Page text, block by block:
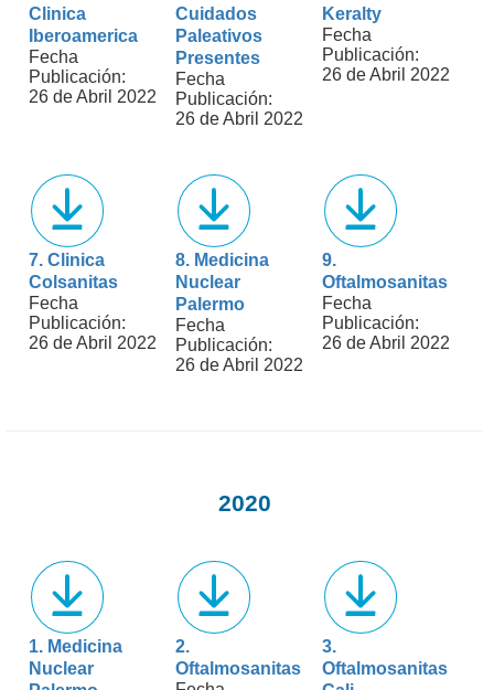
Clinica
Iberoamerica
Fecha
Publicación:
26 de Abril 2022
Cuidados
Paleativos
Presentes
Fecha
Publicación:
26 de Abril 2022
Keralty
Fecha
Publicación:
26 de Abril 2022
7. Clinica
Colsanitas
Fecha
Publicación:
26 de Abril 2022
8. Medicina
Nuclear
Palermo
Fecha
Publicación:
26 de Abril 2022
9.
Oftalmosanitas
Fecha
Publicación:
26 de Abril 2022
2020
1. Medicina
Nuclear
2.
Oftalmosanitas
3.
Oftalmosanitas